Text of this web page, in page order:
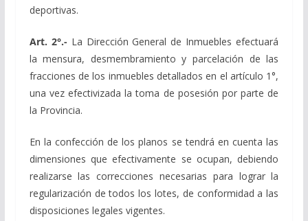
deportivas.
Art. 2°.- La Dirección General de Inmuebles efectuará
la mensura, desmembramiento y parcelación de las
fracciones de los inmuebles detallados en el artículo 1°,
una vez efectivizada la toma de posesión por parte de
la Provincia.
En la confección de los planos se tendrá en cuenta las
dimensiones que efectivamente se ocupan, debiendo
realizarse las correcciones necesarias para lograr la
regularización de todos los lotes, de conformidad a las
disposiciones legales vigentes.